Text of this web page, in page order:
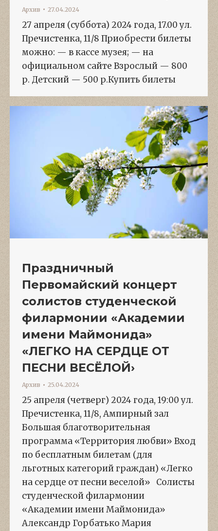
Архив 27.04.2024
27 апреля (суббота) 2024 года, 17.00 ул.
Пречистенка, 11/8 Приобрести билеты
можно: — в кассе музея; — на
официальном сайте Взрослый — 800
р. Детский — 500 р.Купить билеты
Праздничный
Первомайский концерт
солистов студенческой
филармонии «Академии
имени Маймонида»
«ЛЕГКО НА СЕРДЦЕ ОТ
ПЕСНИ ВЕСЁЛОЙ›
Архив 25.04.2024
25 апреля (четверг) 2024 года, 19:00 ул.
Пречистенка, 11/8, Ампирный зал
Большая благотворительная
программа «Территория любви» Вход
по бесплатным билетам (для
льготных категорий граждан) «Легко
на сердце от песни веселой» Солисты
студенческой филармонии
«Академии имени Маймонида»
Александр Горбатько Мария